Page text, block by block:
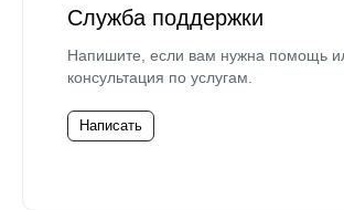
Служба поддержки
Напишите, если вам нужна помощь
консультация по услугам.
Написать